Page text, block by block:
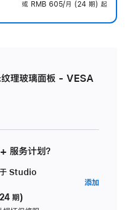
或 RMB 605/月 (24 期) 起
理玻璃面板 - VESA
服务计划？
Studio
期)
添加